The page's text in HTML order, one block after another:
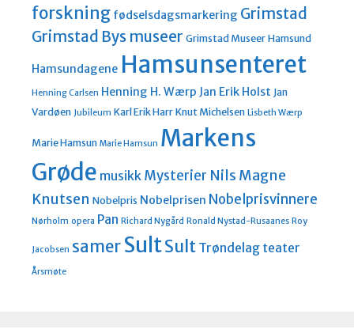
forskning fødselsdagsmarkering Grimstad
Grimstad Bys museer Grimstad MuseerHamsund
Hamsundagene Hamsunsenteret
Henning Carlsen Henning H. Wærp Jan Erik Holst Jan
Vardøen Jubileum Karl Erik HarrKnut Michelsen Lisbeth Wærp
Marie Hamsun Marie Hamsun Markens
Grøde musikk Mysterier Nils Magne
Knutsen Nobelpris Nobelprisen Nobelprisvinnere
Nørholm opera Pan Richard Nygård Ronald Nystad-Rusaanes Roy
Jacobsen samerSultSult Trøndelag teater
Årsmøte